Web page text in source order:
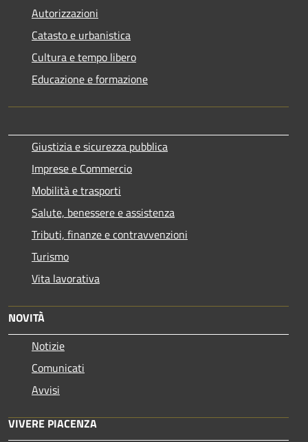
Autorizzazioni
Catasto e urbanistica
Cultura e tempo libero
Educazione e formazione
Giustizia e sicurezza pubblica
Imprese e Commercio
Mobilità e trasporti
Salute, benessere e assistenza
Tributi, finanze e contravvenzioni
Turismo
Vita lavorativa
NOVITÀ
Notizie
Comunicati
Avvisi
VIVERE PIACENZA